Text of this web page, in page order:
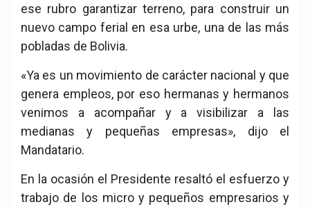
ese rubro garantizar terreno, para construir un
nuevo campo ferial en esa urbe, una de las más
pobladas de Bolivia.
«Ya es un movimiento de carácter nacional y que
genera empleos, por eso hermanas y hermanos
venimos a acompañar y a visibilizar a las
medianas y pequeñas empresas», dijo el
Mandatario.
En la ocasión el Presidente resaltó el esfuerzo y
trabajo de los micro y pequeños empresarios y